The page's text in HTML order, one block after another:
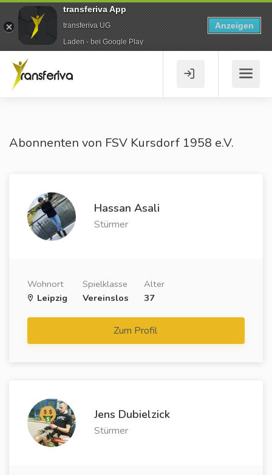
Abonnenten von FSV Kursdorf 1958 e.V.
Hassan Asali
Stürmer
Wohnort
Leipzig
Spielklasse
Vereinslos
Alter
37
Zum Profil
Jens Dubielzick
Stürmer
transferiva App
transferiva UG
Laden - bei Google Play
Anzeigen